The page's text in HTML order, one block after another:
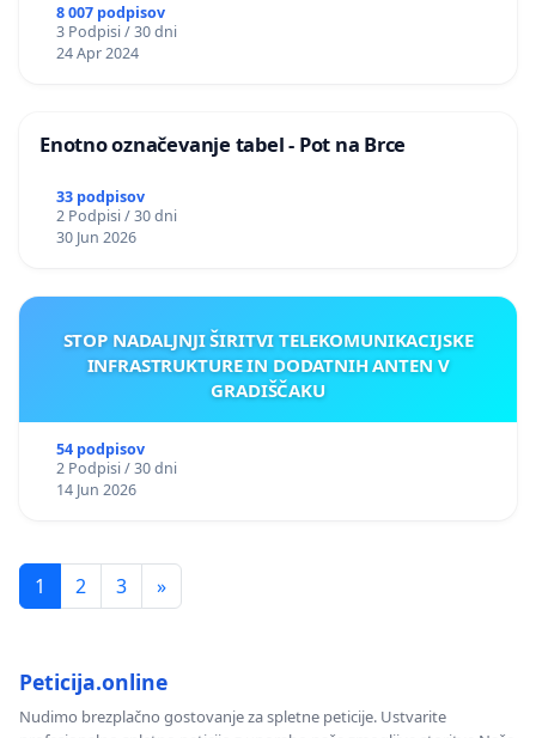
8 007 podpisov
3 Podpisi / 30 dni
24 Apr 2024
Enotno označevanje tabel - Pot na Brce
33 podpisov
2 Podpisi / 30 dni
30 Jun 2026
STOP NADALJNJI ŠIRITVI TELEKOMUNIKACIJSKE
INFRASTRUKTURE IN DODATNIH ANTEN V
GRADIŠČAKU
54 podpisov
2 Podpisi / 30 dni
14 Jun 2026
1 2 3 »
Peticija.online
Nudimo brezplačno gostovanje za spletne peticije. Ustvarite